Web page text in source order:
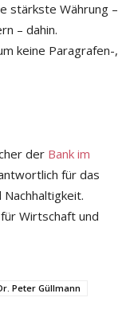
stärkste Währung –
– dahin.
keine Paragrafen-,
der Bank im
für das
Wirtschaft und
Peter Güllmann